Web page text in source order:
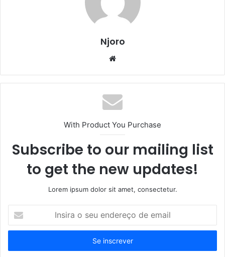
Njoro
Website
With Product You Purchase
Subscribe to our mailing list
to get the new updates!
Lorem ipsum dolor sit amet, consectetur.
seu
de